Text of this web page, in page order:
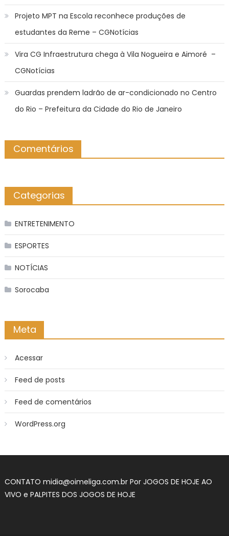
Projeto MPT na Escola reconhece produções de
estudantes da Reme – CGNotícias
Vira CG Infraestrutura chega à Vila Nogueira e Aimoré –
CGNotícias
Guardas prendem ladrão de ar-condicionado no Centro
do Rio – Prefeitura da Cidade do Rio de Janeiro
Comentários
Categorias
ENTRETENIMENTO
ESPORTES
NOTÍCIAS
Sorocaba
Meta
Acessar
Feed de posts
Feed de comentários
WordPress.org
CONTATO midia@oimeliga.com.brPor JOGOS DE HOJE AO
VIVO e PALPITES DOS JOGOS DE HOJE